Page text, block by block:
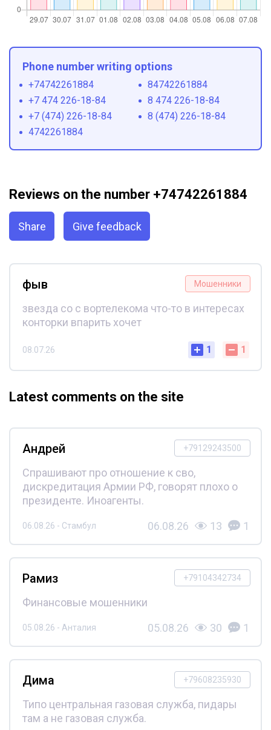
Phone number writing options
+74742261884
84742261884
+7 474 226-18-84
8 474 226-18-84
+7 (474) 226-18-84
8 (474) 226-18-84
4742261884
Reviews on the number +74742261884
Share Give feedback
Мошенники
фыв
звезда со с вортелекома что-то в интересах
конторки впарить хочет
08.07.26 1 1
Latest comments on the site
+79129243500
Андрей
Спрашивают про отношение к сво,
дискредитация Армии РФ, говорят плохо о
президенте. Иноагенты.
06.08.26 - Стамбул 06.08.26 13 1
+79104342734
Рамиз
Финансовые мошенники
05.08.26 - Анталия 05.08.26 30 1
+79608235930
Дима
Типо центральная газовая служба, пидары
там а не газовая служба.